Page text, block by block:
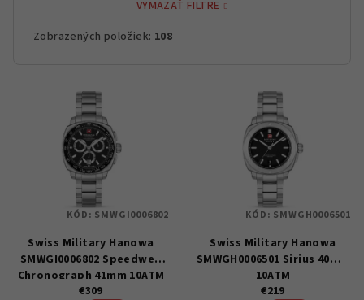
VYMAZAŤ FILTRE
Zobrazených položiek: 108
Swiss Military Hanowa
SMWGI0006802 Speedwell
Chronograph 41mm 10ATM
€309
KÓD: SMWGI0006802
Swiss Military Hanowa
SMWGH0006501 Sirius 40mm
10ATM
€219
KÓD: SMWGH0006501